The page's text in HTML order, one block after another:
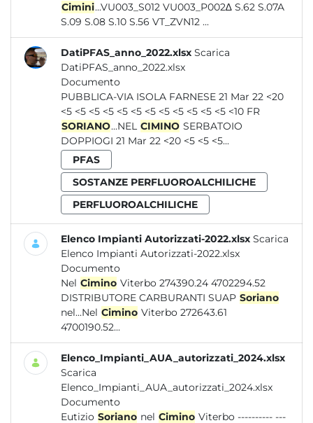
Cimini...VU003_S012 VU003_P002∆ S.62 S.07A
S.09 S.08 S.10 S.56 VT_ZVN12 ...
DatiPFAS_anno_2022.xlsx Scarica
DatiPFAS_anno_2022.xlsx
Documento
PUBBLICA-VIA ISOLA FARNESE 21 Mar 22 <20
<5 <5 <5 <5 <5 <5 <5 <5 <5 <5 <5 <5 <10 FR
SORIANO...NEL CIMINO SERBATOIO
DOPPIOGI 21 Mar 22 <20 <5 <5 <5...
PFAS
SOSTANZE PERFLUOROALCHILICHE
PERFLUOROALCHILICHE
Elenco Impianti Autorizzati-2022.xlsx Scarica
Elenco Impianti Autorizzati-2022.xlsx
Documento
Nel Cimino Viterbo 274390.24 4702294.52
DISTRIBUTORE CARBURANTI SUAP Soriano
nel...Nel Cimino Viterbo 272643.61
4700190.52...
Elenco_Impianti_AUA_autorizzati_2024.xlsx
Scarica
Elenco_Impianti_AUA_autorizzati_2024.xlsx
Documento
Eutizio Soriano nel Cimino Viterbo ---------- ---